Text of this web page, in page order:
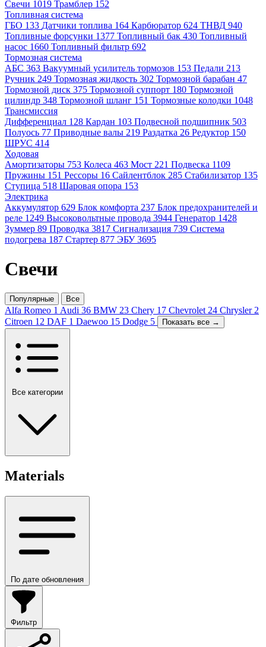
Свечи 1019 Трамблер 152
Топливная система
ГБО 133 Датчики топлива 164 Карбюратор 624 ТНВД 940
Топливные форсунки 1377 Топливный бак 430 Топливный
насос 1660 Топливный фильтр 692
Тормозная система
АБС 363 Вакуумный усилитель тормозов 153 Педали 213
Ручник 249 Тормозная жидкость 302 Тормозной барабан 47
Тормозной диск 375 Тормозной суппорт 180 Тормозной
цилиндр 348 Тормозной шланг 151 Тормозные колодки 1048
Трансмиссия
Дифференциал 128 Кардан 103 Подвесной подшипник 503
Полуось 77 Приводные валы 219 Раздатка 26 Редуктор 150
ШРУС 414
Ходовая
Амортизаторы 753 Колеса 463 Мост 221 Подвеска 1109
Пружины 151 Рессоры 16 Сайлентблок 285 Стабилизатор 135
Ступица 518 Шаровая опора 153
Электрика
Аккумулятор 629 Блок комфорта 237 Блок предохранителей и
реле 1249 Высоковольтные провода 3944 Генератор 1428
Зуммер 89 Проводка 3817 Сигнализация 739 Система
подогрева 187 Стартер 877 ЭБУ 3695
Свечи
Популярные Все
Alfa Romeo 1 Audi 36 BMW 23 Chery 17 Chevrolet 24 Chrysler 2
Citroen 12 DAF 1 Daewoo 15 Dodge 5 Показать все →
Все категории
Materials
По дате обновления
Фильтр